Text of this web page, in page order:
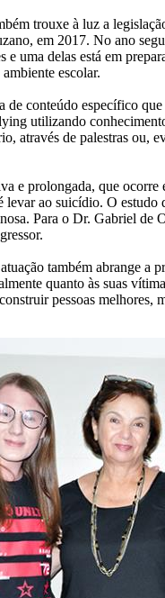
trouxe à luz a
em 2017. No ano
e uma delas está em
escolar.
de conteúdo específico
utilizando
através de palestras ou,
e prolongada, que
ao suicídio. O
Para o Dr. Gabriel
também abrange a
quanto às suas
pessoas melhores,